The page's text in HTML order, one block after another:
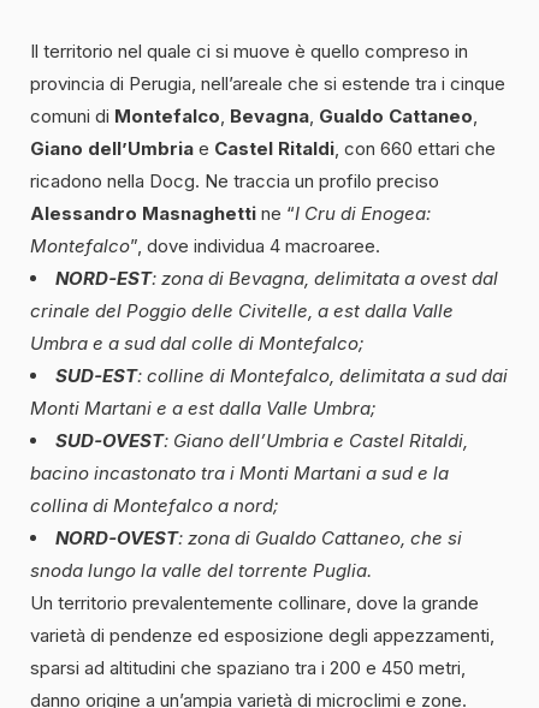
Il territorio nel quale ci si muove è quello compreso in
provincia di Perugia, nell’areale che si estende tra i cinque
comuni di Montefalco Bevagna Gualdo Cattaneo
Giano dell’Umbria e Castel Ritaldi , con 660 ettari che
ricadono nella Docg. Ne traccia un profilo preciso
Alessandro Masnaghetti ne “I Cru di Enogea:
Montefalco”, dove individua 4 macroaree.
NORD-EST: zona di Bevagna, delimitata a ovest dal
crinale del Poggio delle Civitelle, a est dalla Valle
Umbra e a sud dal colle di Montefalco;
SUD-EST: colline di Montefalco, delimitata a sud dai
Monti Martani e a est dalla Valle Umbra;
SUD-OVEST: Giano dell’Umbria e Castel Ritaldi,
bacino incastonato tra i Monti Martani a sud e la
collina di Montefalco a nord;
NORD-OVEST: zona di Gualdo Cattaneo, che si
snoda lungo la valle del torrente Puglia.
Un territorio prevalentemente collinare, dove la grande
varietà di pendenze ed esposizione degli appezzamenti,
sparsi ad altitudini che spaziano tra i 200 e 450 metri,
danno origine a un’ampia varietà di microclimi e zone.